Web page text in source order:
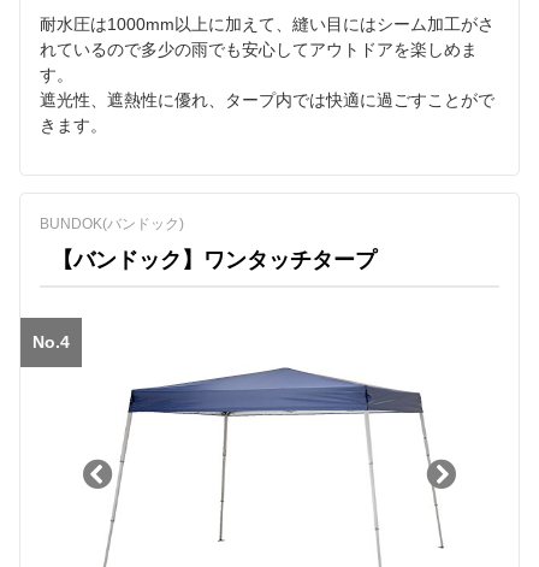
耐水圧は1000mm以上に加えて、縫い目にはシーム加工がさ
れているので多少の雨でも安心してアウトドアを楽しめま
す。
遮光性、遮熱性に優れ、タープ内では快適に過ごすことがで
きます。
BUNDOK(バンドック)
【バンドック】ワンタッチタープ
No.4